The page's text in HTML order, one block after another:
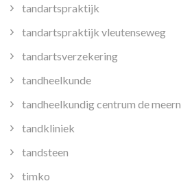
tandartspraktijk
tandartspraktijk vleutenseweg
tandartsverzekering
tandheelkunde
tandheelkundig centrum de meern
tandkliniek
tandsteen
timko